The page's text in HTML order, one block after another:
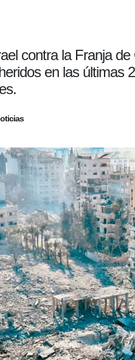
contra la Franja
en las últimas